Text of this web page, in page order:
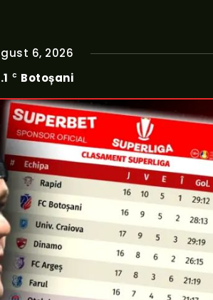
6, 2026
C Botoșani